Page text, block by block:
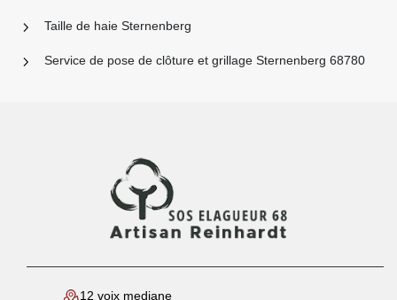
Taille de haie Sternenberg
Service de pose de clôture et grillage Sternenberg 68780
12 voix mediane